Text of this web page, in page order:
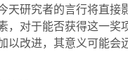
研究者的言行将直接
，对于能否获得这一
改进，其意义可能会